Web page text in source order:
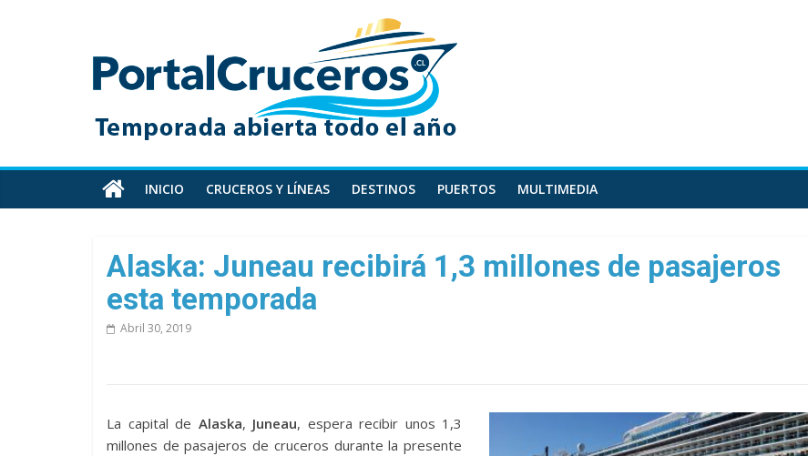
PortalCruceros
Toda
información
cruceros
en
un
sitio
INICIO CRUCEROS Y LÍNEAS DESTINOS PUERTOS MULTIMEDIA
Alaska: Juneau recibirá 1,3 millones de pasajeros
esta temporada
Abril 30, 2019
La capital de Alaska, Juneau, espera recibir unos 1,3
millones de pasajeros de cruceros durante la presente